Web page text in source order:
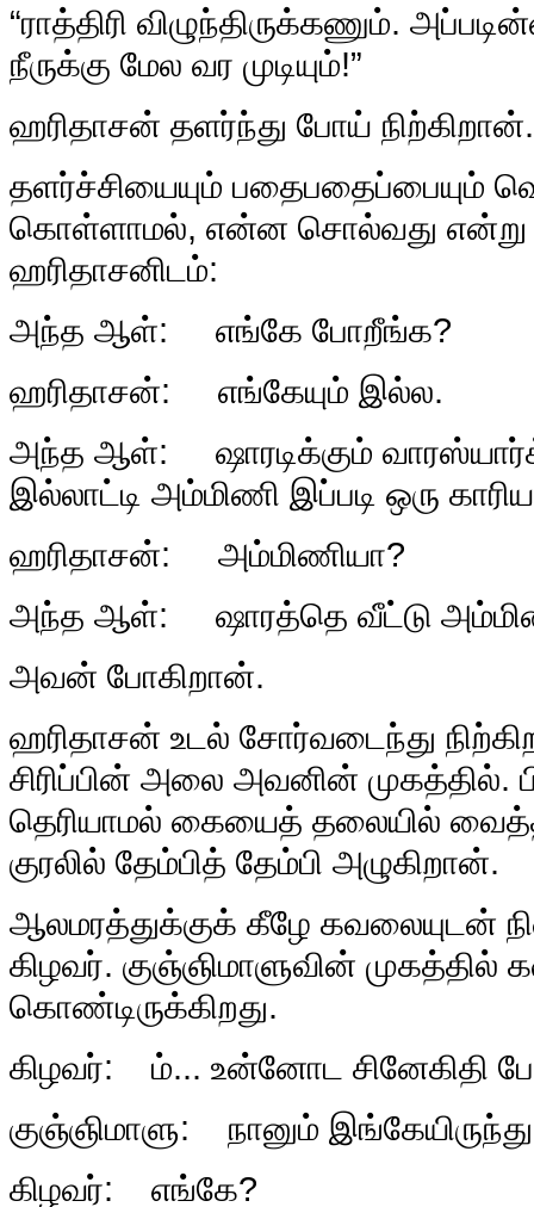
“ராத்திரி விழுந்திருக்கணும்.
நீருக்கு மேல வர முடியும்!”
ஹரிதாசன் தளர்ந்து போய் நிற்கிறான்.
தளர்ச்சியையும் பதைபதைப்பையும்
கொள்ளாமல், என்ன சொல்வது என்று
ஹரிதாசனிடம்:
அந்த ஆள்: எங்கே போறீங்க?
ஹரிதாசன்: எங்கேயும் இல்ல.
அந்த ஆள்: ஷாரடிக்கும்
இல்லாட்டி அம்மிணி இப்படி ஒரு
ஹரிதாசன்: அம்மிணியா?
அந்த ஆள்: ஷாரத்தெ வீட்டு
அவன் போகிறான்.
ஹரிதாசன் உடல் சோர்வடைந்து
சிரிப்பின் அலை அவனின் முகத்தில்.
தெரியாமல் கையைத் தலையில்
குரலில் தேம்பித் தேம்பி அழுகிறான்.
ஆலமரத்துக்குக் கீழே கவலையுடன்
கிழவர். குஞ்ஞிமாளுவின்
கொண்டிருக்கிறது.
கிழவர்: ம்... உன்னோட சினேகிதி
குஞ்ஞிமாளு: நானும்
கிழவர்: எங்கே?